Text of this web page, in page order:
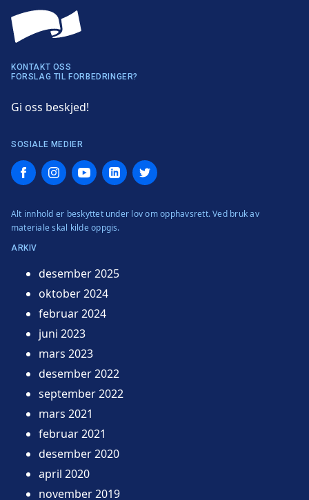
KONTAKT OSS
FORSLAG TIL FORBEDRINGER?
Gi oss beskjed!
SOSIALE MEDIER
FacebookInstagramYouTubeLinkedInTwitter
Alt innhold er beskyttet under lov om opphavsrett. Ved bruk av
materiale skal kilde oppgis.
ARKIV
desember 2025
oktober 2024
februar 2024
juni 2023
mars 2023
desember 2022
september 2022
mars 2021
februar 2021
desember 2020
april 2020
november 2019